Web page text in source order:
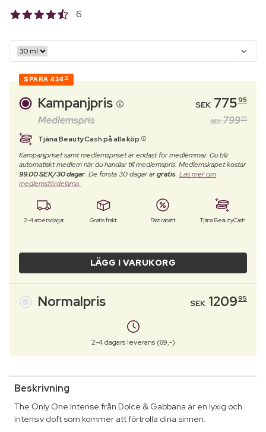
6
SPARA 434 00
Kampanjpris SEK 77595
Medlemspris SEK 79995
Tjäna BeautyCash på alla köp
Kampanjpriset samt medlemspriset är endast för medlemmar. Du blir
automatiskt medlem när du handlar till medlemspris. Medlemskapet kostar
99.00 SEK/30 dagar. De första 30 dagar ärgratis. Läs mer om
medlemsfördelarna.
2-4 arbetsdagar Gratis frakt Fast rabatt Tjäna BeautyCash
LÄGG I VARUKORG
Normalpris SEK 120995
2-4 dagars leverans (69,-)
Beskrivning
The Only One Intense från Dolce & Gabbana är en lyxig och
intensiv doft som kommer att förtrolla dina sinnen.